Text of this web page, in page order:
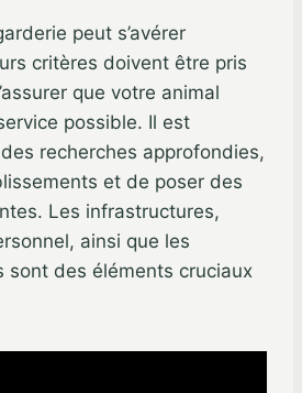
peut s’avérer
critères doivent être pris
que votre animal
possible. Il est
recherches approfondies,
et de poser des
Les infrastructures,
ainsi que les
sont des éléments cruciaux